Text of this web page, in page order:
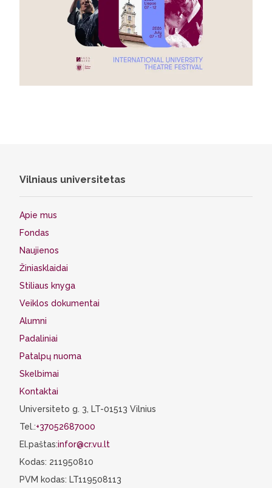
Vilniaus universitetas
Apie mus
Fondas
Naujienos
Žiniasklaidai
Stiliaus knyga
Veiklos dokumentai
Alumni
Padaliniai
Patalpų nuoma
Skelbimai
Kontaktai
Universiteto g. 3, LT-01513 Vilnius
Tel.:+37052687000
El.paštas:infor@cr.vu.lt
Kodas: 211950810
PVM kodas: LT119508113